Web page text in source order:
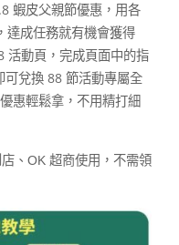
蝦皮父親節優惠，用各
達成任務就有機會獲得
活動頁，完成頁面中的指
兌換 88 節活動專屬全
惠輕鬆拿，不用精打細
、OK 超商使用，不需領